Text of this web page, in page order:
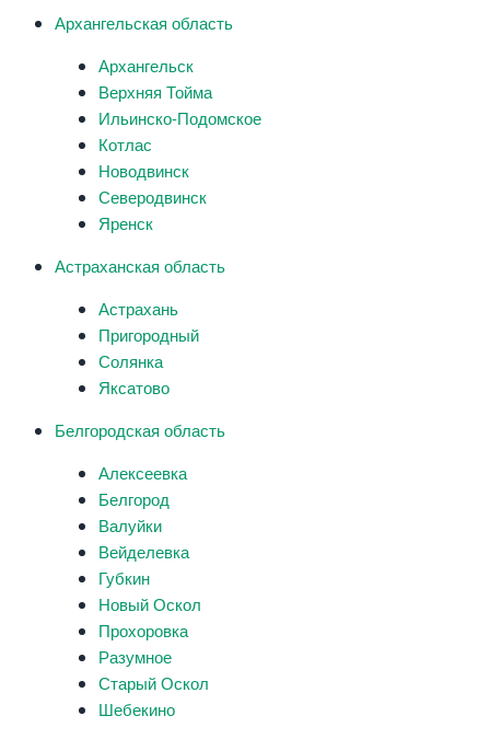
Архангельская область
Архангельск
Верхняя Тойма
Ильинско-Подомское
Котлас
Новодвинск
Северодвинск
Яренск
Астраханская область
Астрахань
Пригородный
Солянка
Яксатово
Белгородская область
Алексеевка
Белгород
Валуйки
Вейделевка
Губкин
Новый Оскол
Прохоровка
Разумное
Старый Оскол
Шебекино